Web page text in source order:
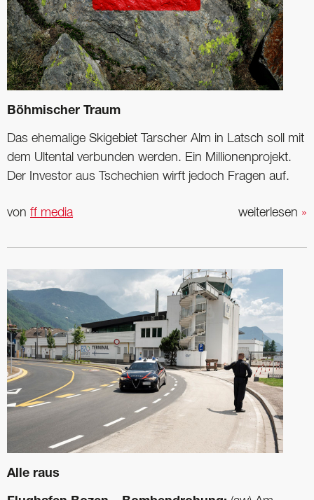
Böhmischer Traum
Das ehemalige Skigebiet Tarscher Alm in Latsch soll mit
dem Ultental verbunden werden. Ein Millionenprojekt.
Der Investor aus Tschechien wirft jedoch Fragen auf.
weiterlesen »
von ff media
Alle raus